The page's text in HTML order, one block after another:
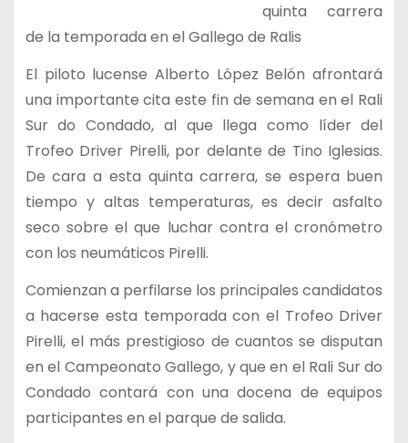
quinta carrera
de la temporada en el Gallego de Ralis
El piloto lucense Alberto López Belón afrontará
una importante cita este fin de semana en el Rali
Sur do Condado, al que llega como líder del
Trofeo Driver Pirelli, por delante de Tino Iglesias.
De cara a esta quinta carrera, se espera buen
tiempo y altas temperaturas, es decir asfalto
seco sobre el que luchar contra el cronómetro
con los neumáticos Pirelli.
Comienzan a perfilarse los principales candidatos
a hacerse esta temporada con el Trofeo Driver
Pirelli, el más prestigioso de cuantos se disputan
en el Campeonato Gallego, y que en el Rali Sur do
Condado contará con una docena de equipos
participantes en el parque de salida.